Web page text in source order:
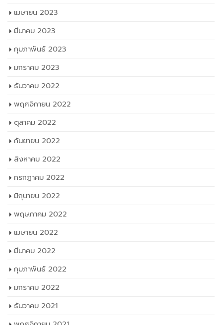
เมษายน 2023
มีนาคม 2023
กุมภาพันธ์ 2023
มกราคม 2023
ธันวาคม 2022
พฤศจิกายน 2022
ตุลาคม 2022
กันยายน 2022
สิงหาคม 2022
กรกฎาคม 2022
มิถุนายน 2022
พฤษภาคม 2022
เมษายน 2022
มีนาคม 2022
กุมภาพันธ์ 2022
มกราคม 2022
ธันวาคม 2021